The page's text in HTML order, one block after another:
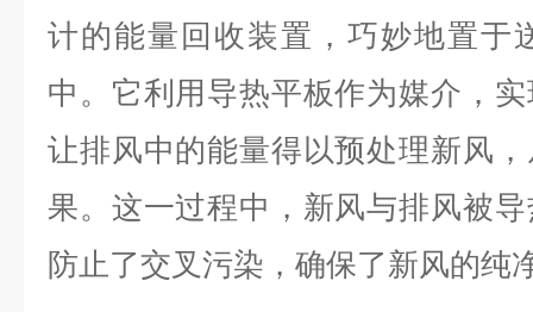
计的能量回收装置，巧妙地置于
中。它利用导热平板作为媒介，
让排风中的能量得以预处理新风
果。这一过程中，新风与排风被
防止了交叉污染，确保了新风的纯